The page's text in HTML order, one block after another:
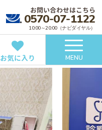
お問い合わせはこちら
0570-07-1122
10:00～20:00（ナビダイヤル）
お気に入り MENU